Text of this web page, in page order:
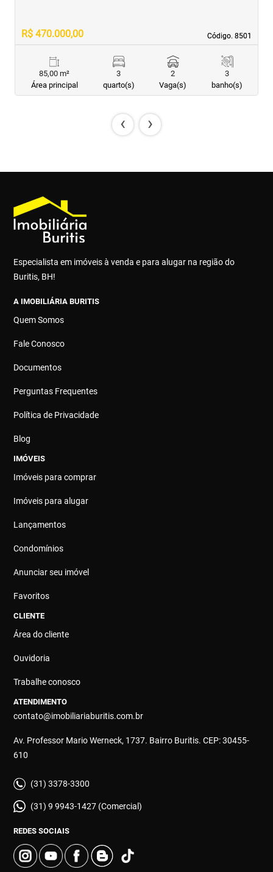
Código. 8501
Código. 8501
R$ 470.000,00
85,00 m²
Área principal
3
quarto(s)
2
Vaga(s)
3
banho(s)
‹ ›
Especialista em imóveis à venda e para alugar na região do
Buritis, BH!
A IMOBILIÁRIA BURITIS
Quem Somos
Fale Conosco
Documentos
Perguntas Frequentes
Política de Privacidade
Blog
IMÓVEIS
Imóveis para comprar
Imóveis para alugar
Lançamentos
Condomínios
Anunciar seu imóvel
Favoritos
CLIENTE
Área do cliente
Ouvidoria
Trabalhe conosco
ATENDIMENTO
contato@imobiliariaburitis.com.br
Av. Professor Mario Werneck, 1737. Bairro Buritis. CEP: 30455-
610
(31) 3378-3300
(31) 9 9943-1427 (Comercial)
REDES SOCIAIS